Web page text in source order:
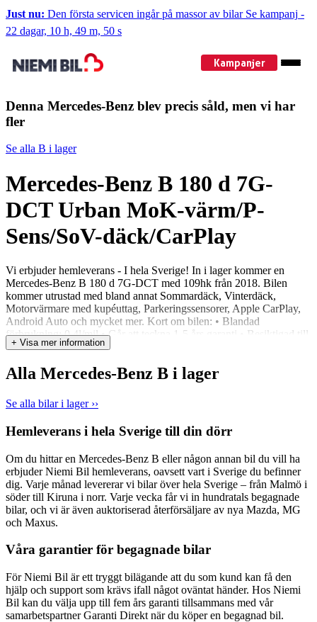
Just nu: Den första servicen ingår på massor av bilar Se kampanj -
22 dagar, 10 h, 49 m, 50 s
Kampanjer
Denna Mercedes-Benz blev precis såld, men vi har
fler
Se alla B i lager
Mercedes-Benz B 180 d 7G-
DCT Urban MoK-värm/P-
Sens/SoV-däck/CarPlay
Vi erbjuder hemleverans - I hela Sverige! In i lager kommer en
Mercedes-Benz B 180 d 7G-DCT med 109hk från 2018. Bilen
kommer utrustad med bland annat Sommardäck, Vinterdäck,
Motorvärmare med kupéuttag, Parkeringssensorer, Apple CarPlay,
Android Auto och mycket mer. Kort om bilen: • Blandad
förbrukning: 0,4l/mil • Går att teckna 1-5 års garanti • Besiktigad till
2027-03-31 • Årlig fordonsskatt 1103kr Vill du veta mer om bilen?
Boka en digital visning • Reservera bilen i 12 timmar Vill du ha
hjälp med finansiering, hemleverans, försäkring eller ägarbyte?
Kontakta oss så får du all information du behöver! Saknar bilen
dragkrok, motorvärmare eller någon annan utrustning du behöver?
Vi hjälper gärna till med extrautrustning före eller efter leverans! Vill
du byta in din nuvarande bil när du köper en ny? Inga problem! Vi
behöver inte ens städa eller tvätta bilen! Niemi Bil – Sveriges största
hjärta för bilar 4,8 snittbetyg på Google 4,7 snittbetyg på Trustpilot
+ Visa mer information
Alla Mercedes-Benz B i lager
Se alla bilar i lager ››
Hemleverans i hela Sverige till din dörr
Om du hittar en Mercedes-Benz B eller någon annan bil du vill ha
erbjuder Niemi Bil hemleverans, oavsett vart i Sverige du befinner
dig. Varje månad levererar vi bilar över hela Sverige – från Malmö i
söder till Kiruna i norr. Varje vecka får vi in hundratals begagnade
bilar, och vi är även auktoriserad återförsäljare av nya Mazda, MG
och Maxus.
Våra garantier för begagnade bilar
För Niemi Bil är ett tryggt bilägande att du som kund kan få den
hjälp och support som krävs ifall något oväntat händer. Hos Niemi
Bil kan du välja upp till fem års garanti tillsammans med vår
samarbetspartner Garanti Direkt när du köper en begagnad bil.